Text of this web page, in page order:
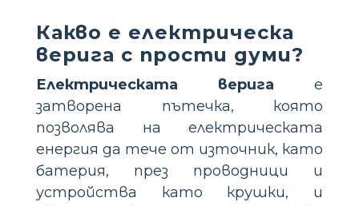
Какво е електрическа
верига с прости думи?
Електрическата верига е
затворена пътечка, която
позволява на електрическата
енергия да тече от източник, като
батерия, през проводници и
устройства като крушки, и